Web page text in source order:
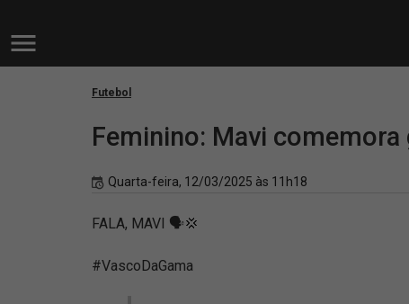
Futebol
Feminino: Mavi
Quarta-feira, 12/03/2025 às 11h18
FALA, MAVI 🗣️💢
#VascoDaGama